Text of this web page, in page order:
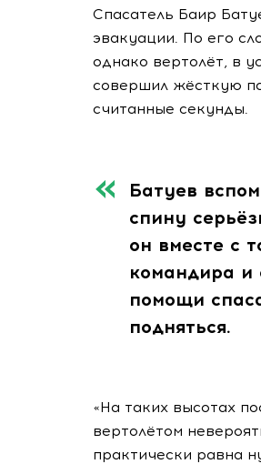
Спасатель Баир
эвакуации. По его
однако вертолёт, в
совершил жёсткую
считанные секунды.
Батуев
спину
он вместе с
командира и
помощи
подняться.
«На таких высотах
вертолётом
практически равна